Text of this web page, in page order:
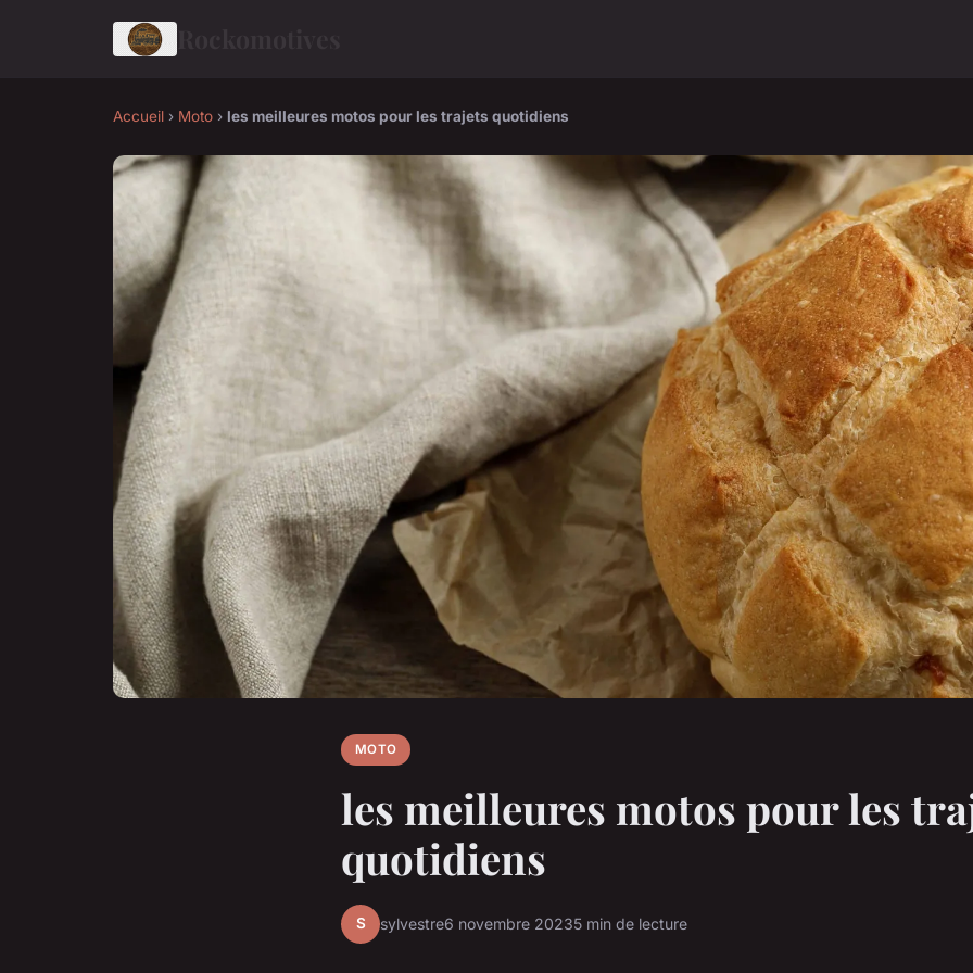
Accueil › Moto › les meilleures motos pour les trajets quotidiens
MOTO
les meilleures motos pour les
quotidiens
S sylvestre6 novembre 20235 min de lecture